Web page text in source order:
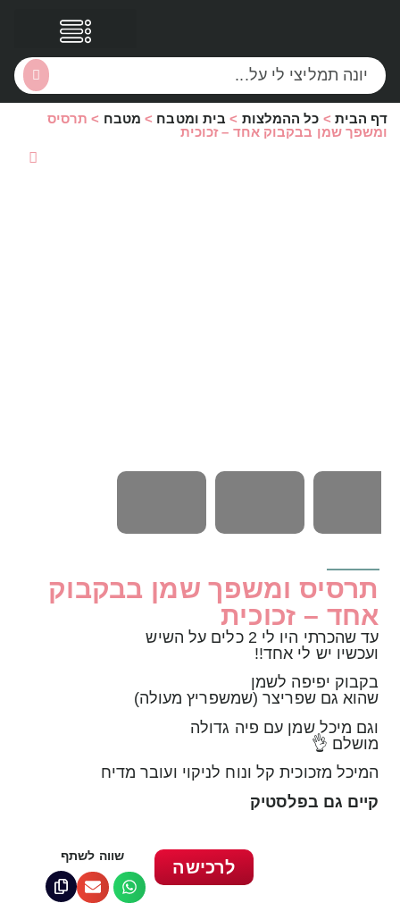
דף הבית > כל ההמלצות > בית ומטבח > מטבח > תרסיס
ומשפך שמן בבקבוק אחד – זכוכית
תרסיס ומשפך שמן בבקבוק
אחד – זכוכית
עד שהכרתי היו לי 2 כלים על השיש
ועכשיו יש לי אחד!!
בקבוק יפיפה לשמן
שהוא גם שפריצר (שמשפריץ מעולה)
וגם מיכל שמן עם פיה גדולה
מושלם 👌
המיכל מזכוכית קל ונוח לניקוי ועובר מדיח
קיים גם בפלסטיק
שווה לשתף
לרכישה